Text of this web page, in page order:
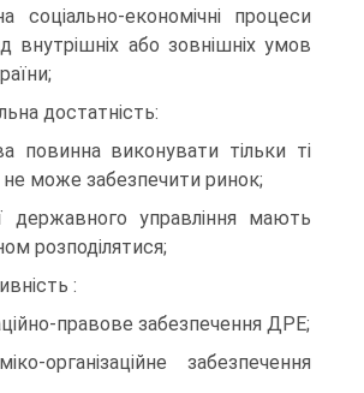
соціально-економічні процеси
внутрішніх або зовнішніх умов
достатність:
повинна виконувати тільки ті
не може забезпечити ринок;
державного управління мають
розподілятися;
:
правове забезпечення ДРЕ;
організаційне забезпечення